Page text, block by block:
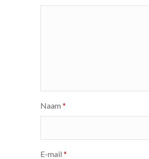
Naam *
E-mail *